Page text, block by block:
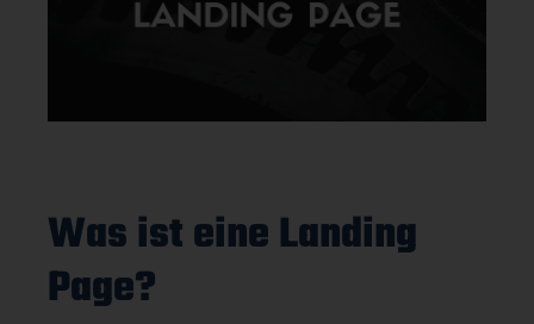
Was ist eine Landing
Page?